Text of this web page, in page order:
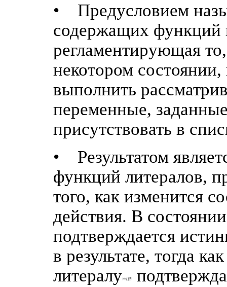
• Предусловием
содержащих функций
регламентирующая
некотором
выполнить
переменные,
присутствовать в
• Результатом
функций литералов,
того, как изменится
действия. В
подтверждается
в результате, тогда
литералу